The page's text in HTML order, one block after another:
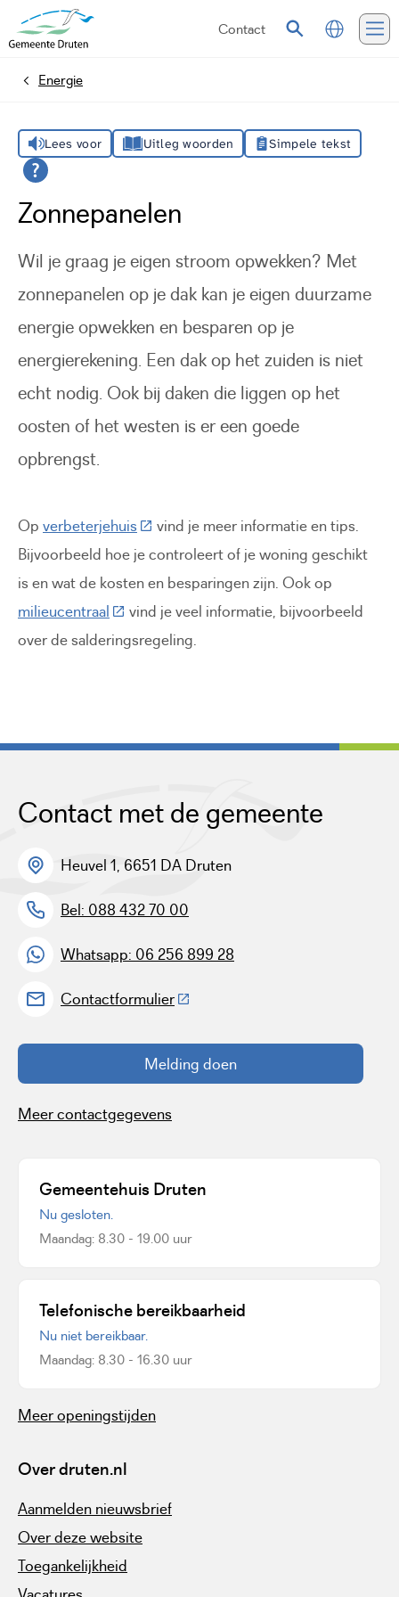
Contact
ZoekenVertalen
HomeEnergie
Lees voor Uitleg woorden Simpele tekst
Zonnepanelen
Wil je graag je eigen stroom opwekken? Met
zonnepanelen op je dak kan je eigen duurzame
energie opwekken en besparen op je
energierekening. Een dak op het zuiden is niet
echt nodig. Ook bij daken die liggen op het
oosten of het westen is er een goede
opbrengst.
Op verbeterjehuis (Deze link gaat naar een externe
vind je meer informatie en tips.
Bijvoorbeeld hoe je controleert of je woning geschikt
is en wat de kosten en besparingen zijn. Ook op
milieucentraal (Deze link gaat naar een externe website)
vind je veel informatie, bijvoorbeeld
over de salderingsregeling.
Contact met de gemeente
Heuvel 1, 6651 DA Druten
Bel: 088 432 70 00
Whatsapp: 06 256 899 28
Contactformulier(Deze link gaat naar een externe
Melding doen
Meer contactgegevens
Gemeentehuis Druten
Nu gesloten.
Maandag: 8.30 - 19.00 uur
Telefonische bereikbaarheid
Nu niet bereikbaar.
Maandag: 8.30 - 16.30 uur
Meer openingstijden
Over druten.nl
Aanmelden nieuwsbrief
Over deze website
Toegankelijkheid